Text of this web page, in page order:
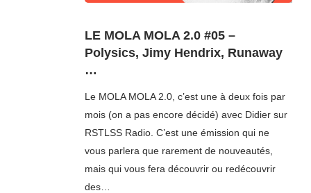
LE MOLA MOLA 2.0 #05 –
Polysics, Jimy Hendrix, Runaway
…
Le MOLA MOLA 2.0, c’est une à deux fois par
mois (on a pas encore décidé) avec Didier sur
RSTLSS Radio. C’est une émission qui ne
vous parlera que rarement de nouveautés,
mais qui vous fera découvrir ou redécouvrir
des…